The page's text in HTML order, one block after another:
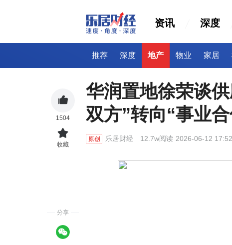
资讯 深度
推荐 深度 地产 物业 家居
华润置地徐荣谈
双方”转向“事业
原创 乐居财经 12.7w阅读 2026-06-12 17:52
1504
收藏
分享